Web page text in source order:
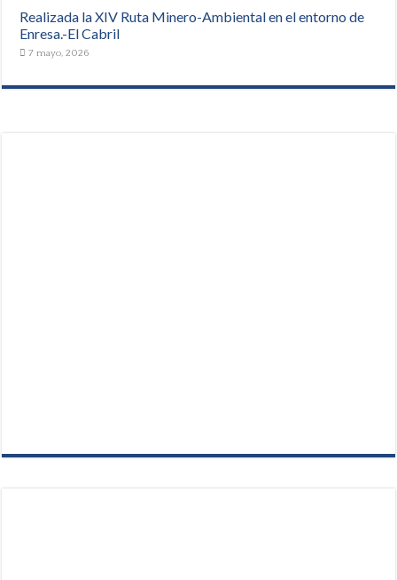
Realizada la XIV Ruta Minero-Ambiental en el entorno de
Enresa.-El Cabril
7 mayo, 2026